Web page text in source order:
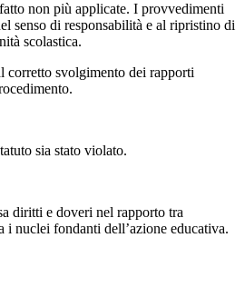
non più applicate. I provvedimenti
senso di responsabilità e al ripristino di
scolastica.
corretto svolgimento dei rapporti
sia stato violato.
diritti e doveri nel rapporto tra
nuclei fondanti dell’azione educativa.